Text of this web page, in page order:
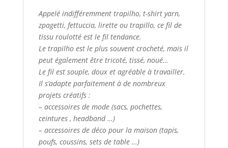
Appelé indifféremment trapilho, t-shirt yarn,
zpagetti, fettuccia, lirette ou trapillo, ce fil de
tissu roulotté est le fil tendance.
Le trapilho est le plus souvent crocheté, mais il
peut également être tricoté, tissé, noué…
Le fil est souple, doux et agréable à travailler.
Il s’adapte parfaitement à de nombreux
projets créatifs :
– accessoires de mode (sacs, pochettes,
ceintures , headband …)
– accessoires de déco pour la maison (tapis,
poufs, coussins, sets de table …)